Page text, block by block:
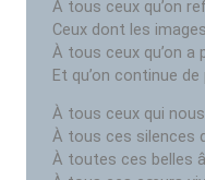
À tous ceux qu’on
Ceux dont les
À tous ceux qu’on a
Et qu’on continue
À tous ceux qui
À tous ces silences
À toutes ces belles